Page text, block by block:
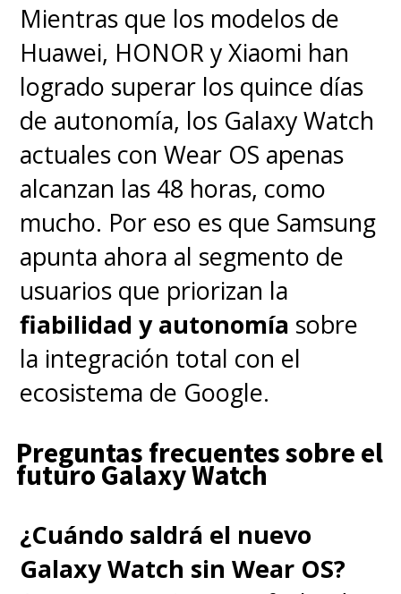
Mientras que los modelos de
Huawei, HONOR y Xiaomi han
logrado superar los quince días
de autonomía, los Galaxy Watch
actuales con Wear OS apenas
alcanzan las 48 horas, como
mucho. Por eso es que Samsung
apunta ahora al segmento de
usuarios que priorizan la
fiabilidad y autonomía sobre
la integración total con el
ecosistema de Google.
Preguntas frecuentes sobre el
futuro Galaxy Watch
¿Cuándo saldrá el nuevo
Galaxy Watch sin Wear OS?